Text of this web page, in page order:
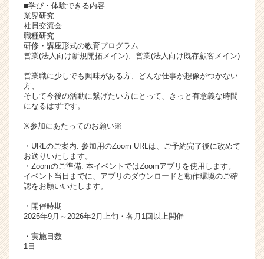
■学び・体験できる内容
業界研究
社員交流会
職種研究
研修・講座形式の教育プログラム
営業(法人向け新規開拓メイン)、営業(法人向け既存顧客メイン)
営業職に少しでも興味がある方、どんな仕事か想像がつかない
方、
そして今後の活動に繋げたい方にとって、きっと有意義な時間
になるはずです。
※参加にあたってのお願い※
・URLのご案内: 参加用のZoom URLは、ご予約完了後に改めて
お送りいたします。
・Zoomのご準備: 本イベントではZoomアプリを使用します。
イベント当日までに、アプリのダウンロードと動作環境のご確
認をお願いいたします。
・開催時期
2025年9月～2026年2月上旬・各月1回以上開催
・実施日数
1日